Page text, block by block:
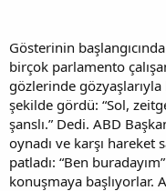
Gösterinin
birçok parlamento
gözlerinde
şekilde gördü: “Sol,
şanslı.” Dedi. ABD
oynadı ve karşı hareket
patladı: “Ben
konuşmaya başlıyorlar.